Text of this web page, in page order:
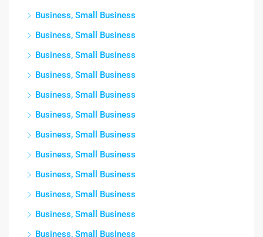
Business, Small Business
Business, Small Business
Business, Small Business
Business, Small Business
Business, Small Business
Business, Small Business
Business, Small Business
Business, Small Business
Business, Small Business
Business, Small Business
Business, Small Business
Business, Small Business